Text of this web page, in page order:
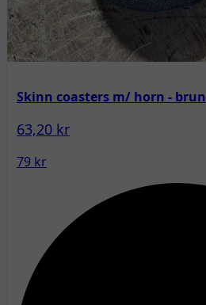
Skinn coasters m/ horn - brun
63,20 kr
79 kr